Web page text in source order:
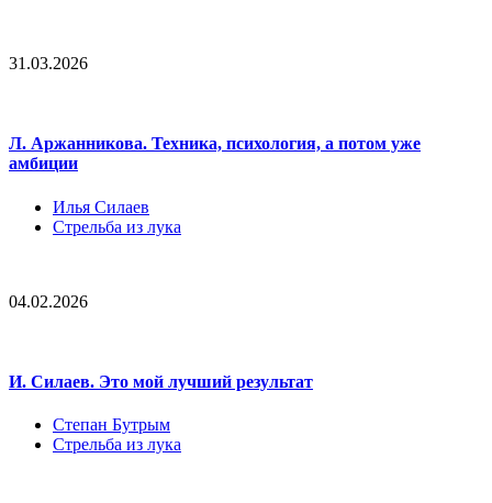
31.03.2026
Л. Аржанникова. Техника, психология, а потом уже
амбиции
Илья Силаев
Стрельба из лука
04.02.2026
И. Силаев. Это мой лучший результат
Степан Бутрым
Стрельба из лука